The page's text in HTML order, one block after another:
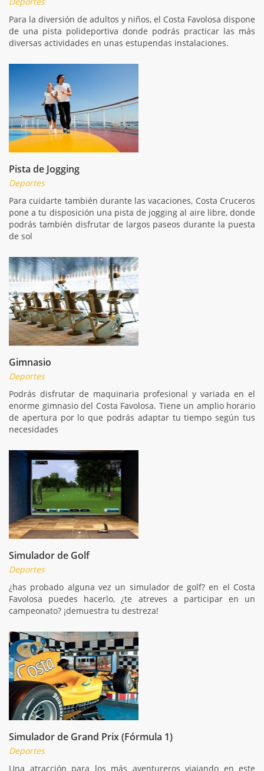
Para la diversión de adultos y niños, el Costa Favolosa dispone
de una pista polideportiva donde podrás practicar las más
diversas actividades en unas estupendas instalaciones.
Pista de Jogging
Deportes
Para cuidarte también durante las vacaciones, Costa Cruceros
pone a tu disposición una pista de jogging al aire libre, donde
podrás también disfrutar de largos paseos durante la puesta
de sol
Gimnasio
Deportes
Podrás disfrutar de maquinaria profesional y variada en el
enorme gimnasio del Costa Favolosa. Tiene un amplio horario
de apertura por lo que podrás adaptar tu tiempo según tus
necesidades
Simulador de Golf
Deportes
¿has probado alguna vez un simulador de golf? en el Costa
Favolosa puedes hacerlo, ¿te atreves a participar en un
campeonato? ¡demuestra tu destreza!
Simulador de Grand Prix (Fórmula 1)
Deportes
Una atracción para los más aventureros viajando en este